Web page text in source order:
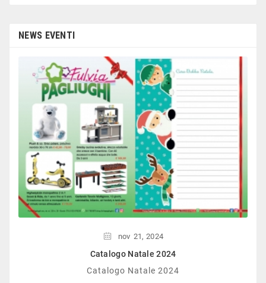
NEWS EVENTI
nov 21, 2024
Catalogo Natale 2024
Catalogo Natale 2024